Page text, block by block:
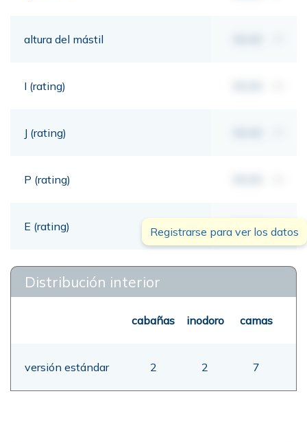
altura del mástil
I (rating)
J (rating)
P (rating)
E (rating) 00,00 mt
Registrarse para ver los datos
Distribución interior
cabañas inodoro camas
versión estándar 2 2 7